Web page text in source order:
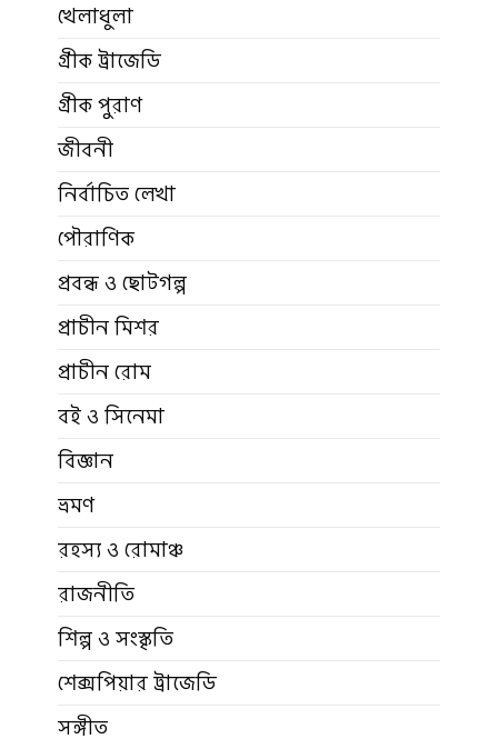
খেলাধুলা
গ্রীক ট্রাজেডি
গ্রীক পুরাণ
জীবনী
নির্বাচিত লেখা
পৌরাণিক
প্রবন্ধ ও ছোটগল্প
প্রাচীন মিশর
প্রাচীন রোম
বই ও সিনেমা
বিজ্ঞান
ভ্রমণ
রহস্য ও রোমাঞ্চ
রাজনীতি
শিল্প ও সংস্কৃতি
শেক্সপিয়ার ট্রাজেডি
সঙ্গীত